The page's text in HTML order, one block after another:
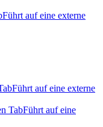
Führt auf eine externe
Führt auf eine externe
TabFührt auf eine